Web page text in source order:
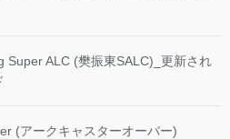
Super ALC (樊振東SALC)_更新され
(アークキャスターオーバー)